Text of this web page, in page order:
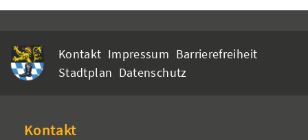
Kontakt Impressum Barrierefreiheit
Stadtplan Datenschutz
Kontakt